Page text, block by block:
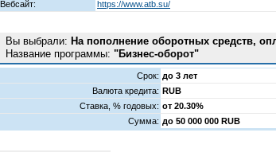
Вебсайт:
https://www.atb.su/
Вы выбрали: На пополнение оборотных средств,
Название программы: "Бизнес-оборот"
Срок: до 3 лет
Валюта кредита: RUB
Cтавка, % годовых: от 20.30%
Сумма: до 50 000 000 RUB